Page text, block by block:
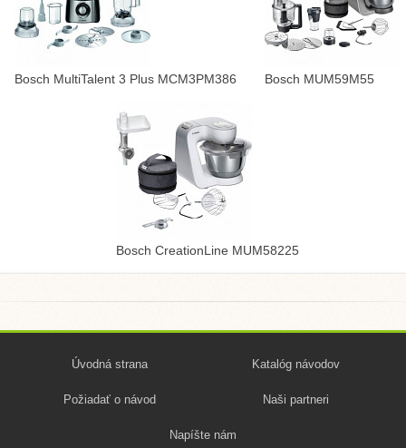
Bosch MultiTalent 3 Plus MCM3PM386 Bosch MUM59M55
Bosch CreationLine MUM58225
Úvodná strana Katalóg návodov
Požiadať o návod Naši partneri
Napíšte nám